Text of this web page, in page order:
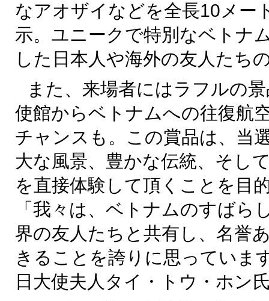
なアオザイなどを全長10メー
示。ユニークで特別なベトナ
した日本人や海外の友人たち
また、来場者にはラフルの
使館からベトナムへの往復航
チャンスも。この賞品は、当
大な風景、豊かな伝統、そし
を直接体験して頂くことを目
「我々は、ベトナムのすばら
界の友人たちと共有し、名誉
きることを誇りに思っていま
日大使夫人タイ・トウ・ホン